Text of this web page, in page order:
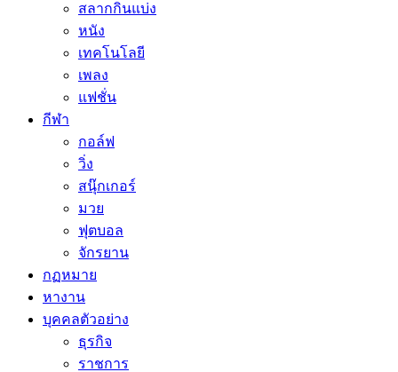
สลากกินแบ่ง
หนัง
เทคโนโลยี
เพลง
แฟชั่น
กีฬา
กอล์ฟ
วิ่ง
สนุ๊กเกอร์
มวย
ฟุตบอล
จักรยาน
กฏหมาย
หางาน
บุคคลตัวอย่าง
ธุรกิจ
ราชการ